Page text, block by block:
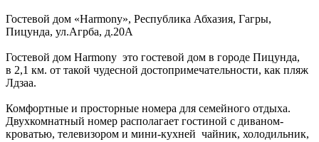
Гостевой дом «Harmony», Республика Абхазия, Гагры,
Пицунда, ул.Агрба, д.20А
Гостевой дом Harmony это гостевой дом в городе Пицунда,
в 2,1 км. от такой чудесной достопримечательности, как пляж
Лдзаа.
Комфортные и просторные номера для семейного отдыха.
Двухкомнатный номер располагает гостиной с диваном-
кроватью, телевизором и мини-кухней чайник, холодильник,